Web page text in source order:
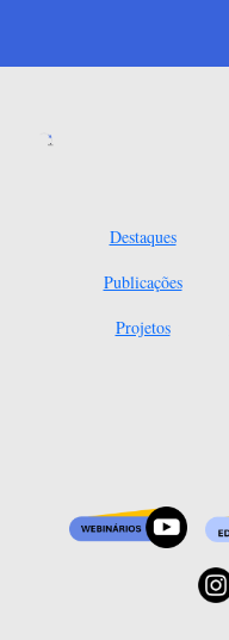
Destaques
Publicações
Projetos